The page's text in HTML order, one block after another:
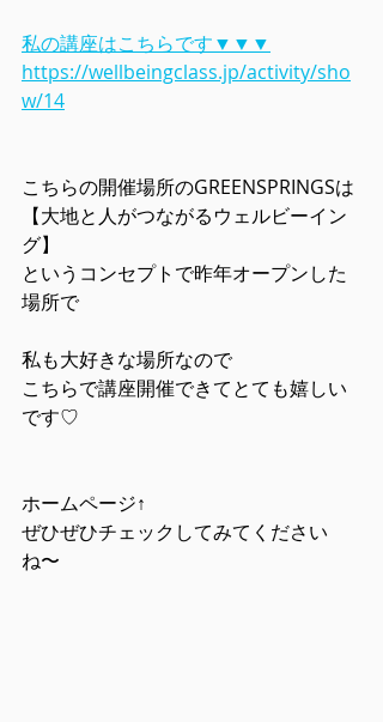
私の講座はこちらです▼▼▼
https://wellbeingclass.jp/activity/sho
w/14
こちらの開催場所のGREENSPRINGSは
【大地と人がつながるウェルビーイン
グ】
というコンセプトで昨年オープンした
場所で
私も大好きな場所なので
こちらで講座開催できてとても嬉しい
です♡
ホームページ↑
ぜひぜひチェックしてみてください
ね〜